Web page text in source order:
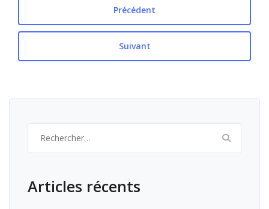
Précédent
Suivant
Articles récents